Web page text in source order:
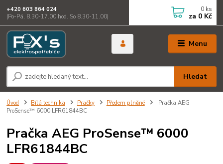
Menu
Hledat
+420 603 864 024
(Po-Pá, 8.30-17.00 hod. So 8.30-11.00)
0 ks
za 0 Kč
Úvod Bílá technika Pračky Předem plněné
Pračka AEG
ProSense™ 6000 LFR61844BC
Pračka AEG ProSense™ 6000
LFR61844BC